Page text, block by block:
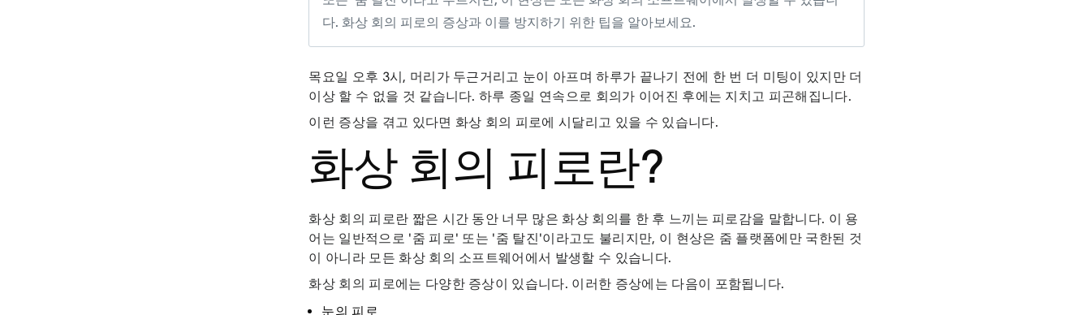
다. 화상 회의 피로의 증상과 이를 방지하기 위한 팁을 알아보세요.
목요일 오후 3시, 머리가 두근거리고 눈이 아프며 하루가 끝나기 전에 한 번 더 미팅이 있지만 더
이상 할 수 없을 것 같습니다. 하루 종일 연속으로 회의가 이어진 후에는 지치고 피곤해집니다.
이런 증상을 겪고 있다면 화상 회의 피로에 시달리고 있을 수 있습니다.
화상 회의 피로란?
화상 회의 피로란 짧은 시간 동안 너무 많은 화상 회의를 한 후 느끼는 피로감을 말합니다. 이 용
어는 일반적으로 '줌 피로' 또는 '줌 탈진'이라고도 불리지만, 이 현상은 줌 플랫폼에만 국한된 것
이 아니라 모든 화상 회의 소프트웨어에서 발생할 수 있습니다.
화상 회의 피로에는 다양한 증상이 있습니다. 이러한 증상에는 다음이 포함됩니다.
눈의 피로